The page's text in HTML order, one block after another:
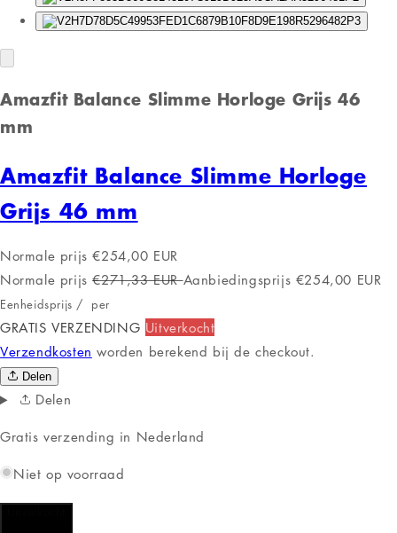
Amazfit Balance Slimme Horloge Grijs 46
mm
Amazfit Balance Slimme Horloge
Grijs 46 mm
Normale prijs €254,00 EUR
Normale prijs €271,33 EURAanbiedingsprijs €254,00 EUR
Eenheidsprijs / per
GRATIS VERZENDING Uitverkocht
Verzendkosten worden berekend bij de checkout.
Delen
Delen
Gratis verzending in Nederland
Niet op voorraad